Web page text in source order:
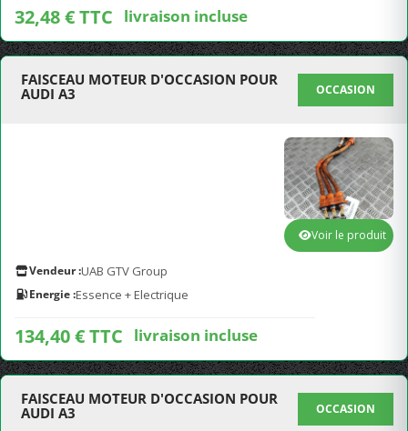
32,48 € TTC livraison incluse
FAISCEAU MOTEUR D'OCCASION POUR
AUDI A3
OCCASION
Vendeur :UAB GTV Group
Energie :Essence + Electrique
134,40 € TTC livraison incluse
Voir le produit
FAISCEAU MOTEUR D'OCCASION POUR
AUDI A3
OCCASION